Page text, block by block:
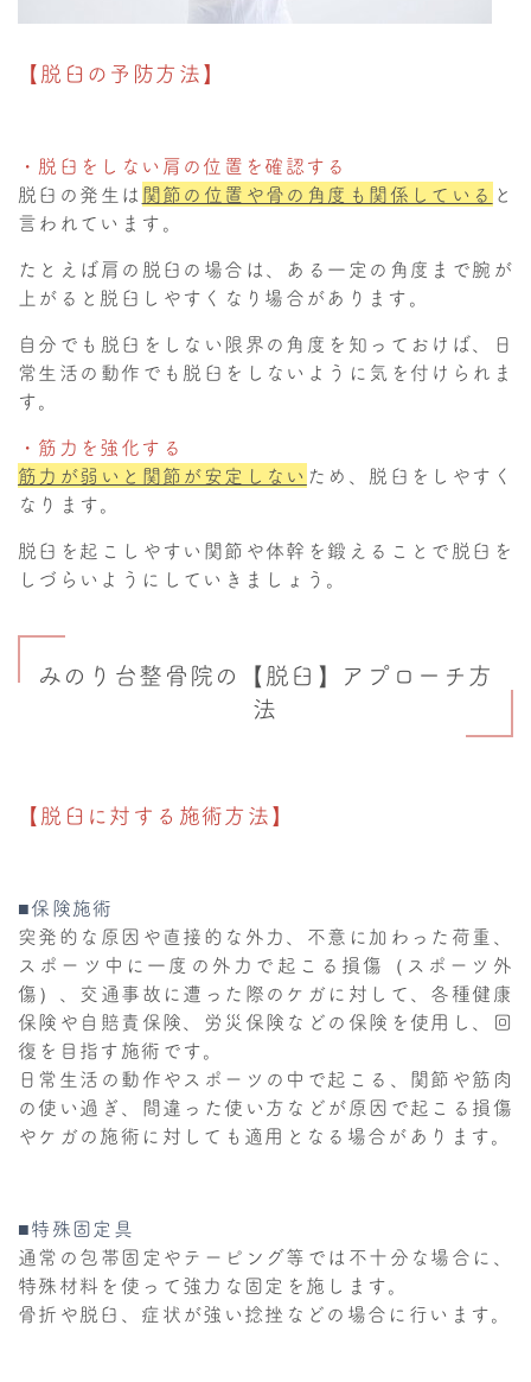
【脱臼の予防方法】
・脱臼をしない肩の位置を確認する
脱臼の発生は 関節の位置や骨の角度も関係している と
言われています。
たとえば肩の脱臼の場合は、ある一定の角度まで腕が
上がると脱臼しやすくなり場合があります。
自分でも脱臼をしない限界の角度を知っておけば、日
常生活の動作でも脱臼をしないように気を付けられま
す。
・筋力を強化する
筋力が弱いと関節が安定しない ため、脱臼をしやすく
なります。
脱臼を起こしやすい関節や体幹を鍛えることで脱臼を
しづらいようにしていきましょう。
みのり台整骨院の【脱臼】アプローチ方
法
【脱臼に対する施術方法】
■保険施術
突発的な原因や直接的な外力、不意に加わった荷重、
スポーツ中に一度の外力で起こる損傷（スポーツ外
傷）、交通事故に遭った際のケガに対して、各種健康
保険や自賠責保険、労災保険などの保険を使用し、回
復を目指す施術です。
日常生活の動作やスポーツの中で起こる、関節や筋肉
の使い過ぎ、間違った使い方などが原因で起こる損傷
やケガの施術に対しても適用となる場合があります。
■特殊固定具
通常の包帯固定やテーピング等では不十分な場合に、
特殊材料を使って強力な固定を施します。
骨折や脱臼、症状が強い捻挫などの場合に行います。